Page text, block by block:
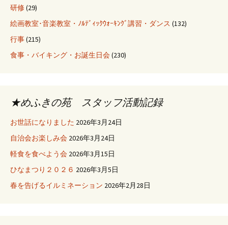
研修(29)
絵画教室･音楽教室・ﾉﾙﾃﾞｨｯｸｳｫｰｷﾝｸﾞ講習・ダンス (132)
行事(215)
食事・バイキング・お誕生日会(230)
★めふきの苑 スタッフ活動記録
お世話になりました 2026年3月24日
自治会お楽しみ会 2026年3月24日
軽食を食べよう会 2026年3月15日
ひなまつり２０２６ 2026年3月5日
春を告げるイルミネーション 2026年2月28日